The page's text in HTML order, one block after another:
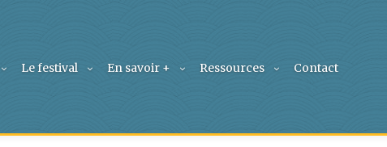
Le festival En savoir + Ressources Contact